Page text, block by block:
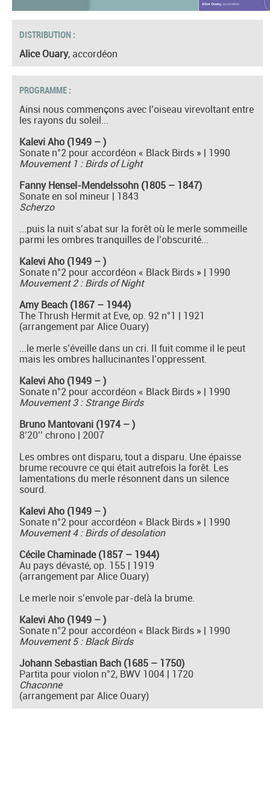
DISTRIBUTION :
Alice Ouary, accordéon
PROGRAMME :
Ainsi nous commençons avec l’oiseau virevoltant entre
les rayons du soleil...
Kalevi Aho (1949 – )
Sonate n°2 pour accordéon « Black Birds » | 1990
Mouvement 1 : Birds of Light
Fanny Hensel-Mendelssohn (1805 – 1847)
Sonate en sol mineur | 1843
Scherzo
...puis la nuit s’abat sur la forêt où le merle sommeille
parmi les ombres tranquilles de l’obscurité...
Kalevi Aho (1949 – )
Sonate n°2 pour accordéon « Black Birds » | 1990
Mouvement 2 : Birds of Night
Amy Beach (1867 – 1944)
The Thrush Hermit at Eve, op. 92 n°1 | 1921
(arrangement par Alice Ouary)
...le merle s’éveille dans un cri. Il fuit comme il le peut
mais les ombres hallucinantes l’oppressent.
Kalevi Aho (1949 – )
Sonate n°2 pour accordéon « Black Birds » | 1990
Mouvement 3 : Strange Birds
Bruno Mantovani (1974 – )
8’20’’ chrono | 2007
Les ombres ont disparu, tout a disparu. Une épaisse
brume recouvre ce qui était autrefois la forêt. Les
lamentations du merle résonnent dans un silence
sourd.
Kalevi Aho (1949 – )
Sonate n°2 pour accordéon « Black Birds » | 1990
Mouvement 4 : Birds of desolation
Cécile Chaminade (1857 – 1944)
Au pays dévasté, op. 155 | 1919
(arrangement par Alice Ouary)
Le merle noir s’envole par-delà la brume.
Kalevi Aho (1949 – )
Sonate n°2 pour accordéon « Black Birds » | 1990
Mouvement 5 : Black Birds
Johann Sebastian Bach (1685 – 1750)
Partita pour violon n°2, BWV 1004 | 1720
Chaconne
(arrangement par Alice Ouary)